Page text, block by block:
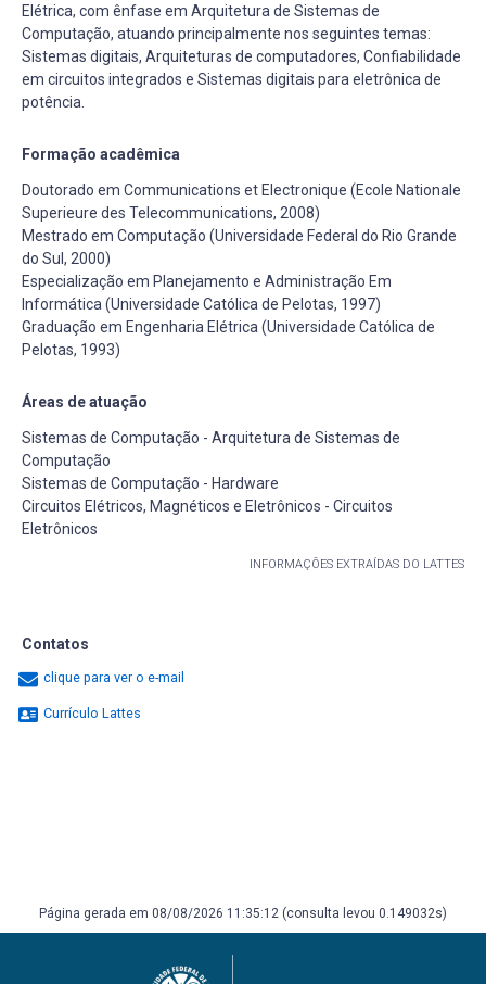
Elétrica, com ênfase em Arquitetura de Sistemas de
Computação, atuando principalmente nos seguintes temas:
Sistemas digitais, Arquiteturas de computadores, Confiabilidade
em circuitos integrados e Sistemas digitais para eletrônica de
potência.
Formação acadêmica
Doutorado em Communications et Electronique (Ecole Nationale
Superieure des Telecommunications, 2008)
Mestrado em Computação (Universidade Federal do Rio Grande
do Sul, 2000)
Especialização em Planejamento e Administração Em
Informática (Universidade Católica de Pelotas, 1997)
Graduação em Engenharia Elétrica (Universidade Católica de
Pelotas, 1993)
Áreas de atuação
Sistemas de Computação - Arquitetura de Sistemas de
Computação
Sistemas de Computação - Hardware
Circuitos Elétricos, Magnéticos e Eletrônicos - Circuitos
Eletrônicos
INFORMAÇÕES EXTRAÍDAS DO LATTES
Contatos
clique para ver o e-mail
Currículo Lattes
Página gerada em 08/08/2026 11:35:12 (consulta levou 0.149032s)